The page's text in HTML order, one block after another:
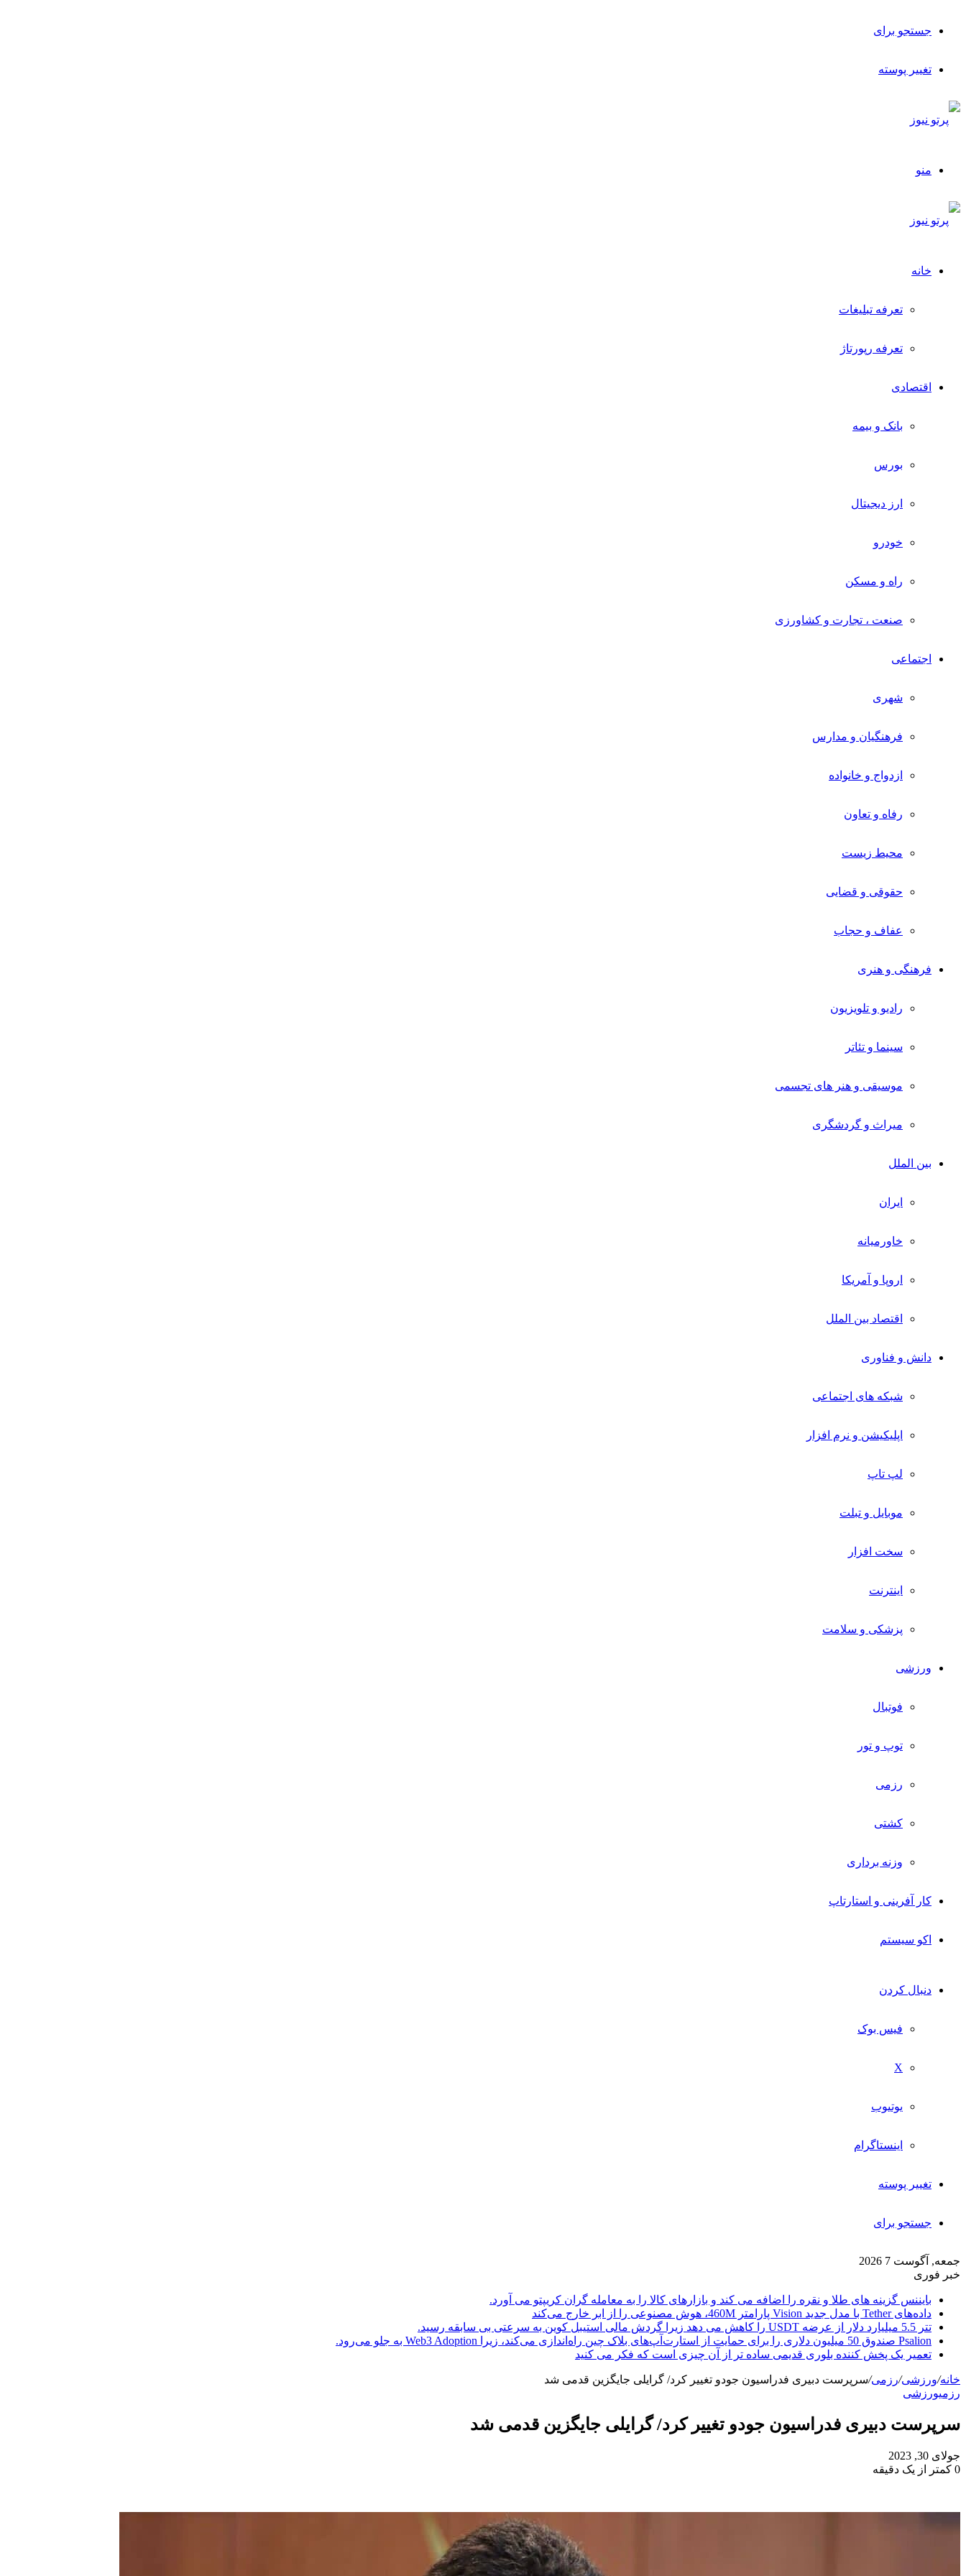
جستجو برای
تغییر پوسته
منو
خانه
تعرفه تبلیغات
تعرفه رپورتاژ
اقتصادی
بانک و بیمه
بورس
ارز دیجیتال
خودرو
راه و مسکن
صنعت ، تجارت و کشاورزی
اجتماعی
شهری
فرهنگیان و مدارس
ازدواج و خانواده
رفاه و تعاون
محیط زیست
حقوقی و قضایی
عفاف و حجاب
فرهنگی و هنری
رادیو و تلویزیون
سینما و تئاتر
موسیقی و هنر های تجسمی
میراث و گردشگری
بین الملل
ایران
خاورمیانه
اروپا و آمریکا
اقتصاد بین الملل
دانش و فناوری
شبکه های اجتماعی
اپلیکیشن و نرم افزار
لپ تاپ
موبایل و تبلت
سخت افزار
اینترنت
پزشکی و سلامت
ورزشی
فوتبال
توپ و تور
رزمی
کشتی
وزنه برداری
کار آفرینی و استارتاپ
اکو سیستم
دنبال کردن
فیس بوک
X
یوتیوب
اینستاگرام
تغییر پوسته
جستجو برای
جمعه, آگوست 7 2026
خبر فوری
بایننس گزینه های طلا و نقره را اضافه می کند و بازارهای کالا را به معامله گران کریپتو می آورد.
داده‌های Tether با مدل جدید Vision پارامتر 460M، هوش مصنوعی را از ابر خارج می‌کند
تتر 5.5 میلیارد دلار از عرضه USDT را کاهش می دهد زیرا گردش مالی استیبل کوین به سرعتی بی سابقه رسید.
Psalion صندوق 50 میلیون دلاری را برای حمایت از استارت‌آپ‌های بلاک چین راه‌اندازی می‌کند، زیرا Web3 Adoption به جلو می‌رود.
تعمیر یک پخش کننده بلوری قدیمی ساده تر از آن چیزی است که فکر می کنید
خانه/ورزشی/رزمی/سرپرست دبیری فدراسیون جودو تغییر کرد/ گرایلی جایگزین قدمی شد
رزمیورزشی
سرپرست دبیری فدراسیون جودو تغییر کرد/ گرایلی جایگزین قدمی شد
جولای 30, 2023
0 کمتر از یک دقیقه